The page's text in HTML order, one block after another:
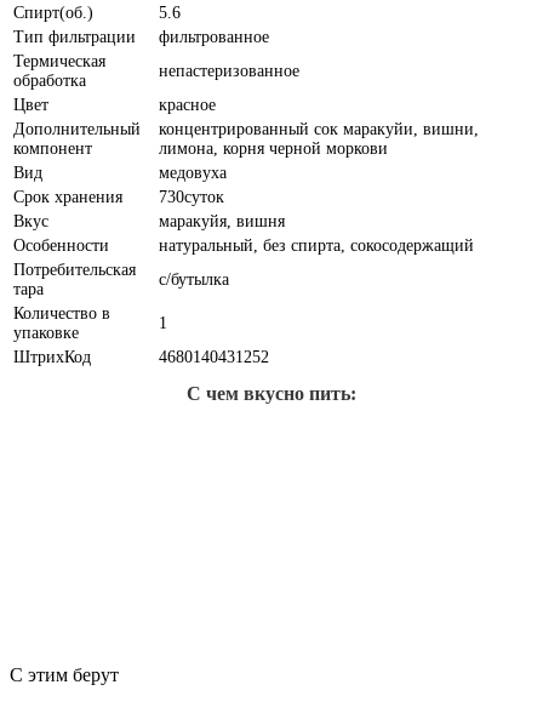
Спирт(об.)
5.6
Тип фильтрации
фильтрованное
Термическая
обработка
непастеризованное
Цвет
красное
Дополнительный
компонент
концентрированный сок маракуйи, вишни,
лимона, корня черной моркови
Вид
медовуха
Срок хранения
730суток
Вкус
маракуйя, вишня
Особенности
натуральный, без спирта, сокосодержащий
Потребительская
тара
с/бутылка
Количество в
упаковке
1
ШтрихКод
4680140431252
С чем вкусно пить:
С этим берут